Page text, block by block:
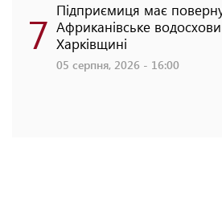
7 Підприємиця має
Африканівське
Харківщині
05 серпня, 2026 - 16:00